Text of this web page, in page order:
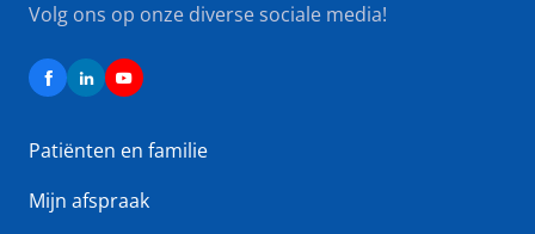
Volg ons op onze diverse sociale media!
Patiënten en familie
Mijn afspraak